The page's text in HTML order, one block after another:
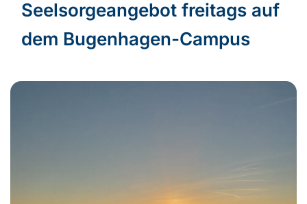
Seelsorgeangebot freitags auf
dem Bugenhagen-Campus